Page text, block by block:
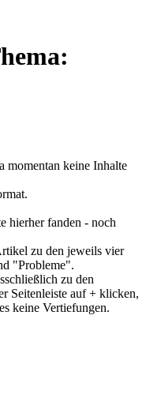
momentan keine Inhalte
hierher fanden - noch
zu den jeweils vier
"Probleme".
zu den
Seitenleiste auf + klicken,
keine Vertiefungen.